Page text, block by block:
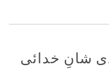
شانِ خدائی